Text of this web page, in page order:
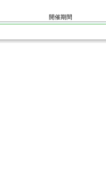
開催期間